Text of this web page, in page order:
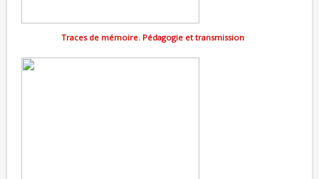
Traces de mémoire. Pédagogie et transmission